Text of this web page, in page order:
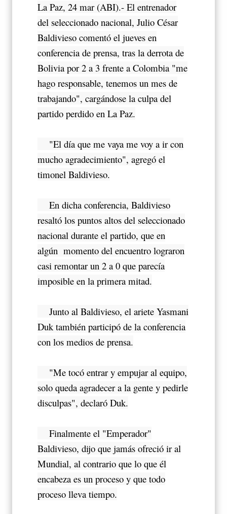
La Paz, 24 mar (ABI).- El entrenador
del seleccionado nacional, Julio César
Baldivieso comentó el jueves en
conferencia de prensa, tras la derrota de
Bolivia por 2 a 3 frente a Colombia "me
hago responsable, tenemos un mes de
trabajando", cargándose la culpa del
partido perdido en La Paz.
"El día que me vaya me voy a ir con
mucho agradecimiento", agregó el
timonel Baldivieso.
En dicha conferencia, Baldivieso
resaltó los puntos altos del seleccionado
nacional durante el partido, que en
algún momento del encuentro lograron
casi remontar un 2 a 0 que parecía
imposible en la primera mitad.
Junto al Baldivieso, el ariete Yasmani
Duk también participó de la conferencia
con los medios de prensa.
"Me tocó entrar y empujar al equipo,
solo queda agradecer a la gente y pedirle
disculpas", declaró Duk.
Finalmente el "Emperador"
Baldivieso, dijo que jamás ofreció ir al
Mundial, al contrario que lo que él
encabeza es un proceso y que todo
proceso lleva tiempo.